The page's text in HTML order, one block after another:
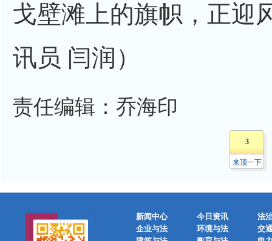
戈壁滩上的旗帜，正迎
讯员 闫润）
责任编辑：乔海印
3
来顶一下
新闻中心 今日资讯
法
企业与法
环境与法
交